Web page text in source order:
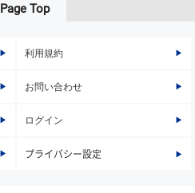
Page Top
利用規約
お問い合わせ
ログイン
プライバシー設定